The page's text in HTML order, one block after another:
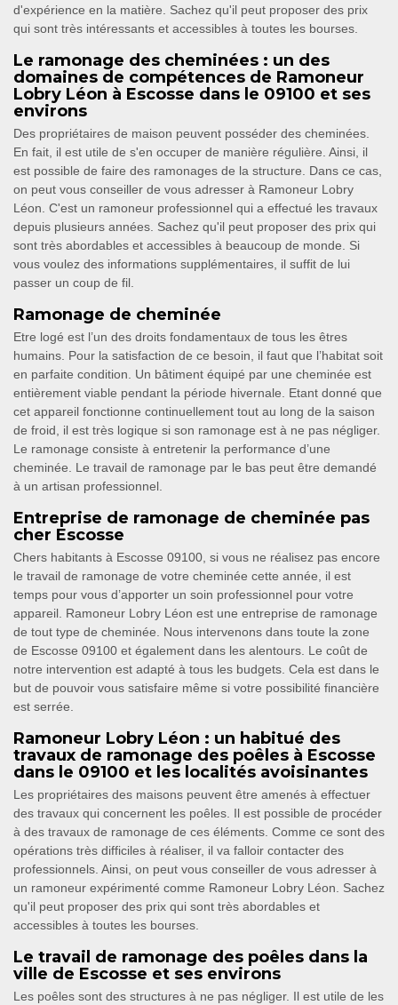
d'expérience en la matière. Sachez qu'il peut proposer des prix
qui sont très intéressants et accessibles à toutes les bourses.
Le ramonage des cheminées : un des
domaines de compétences de Ramoneur
Lobry Léon à Escosse dans le 09100 et ses
environs
Des propriétaires de maison peuvent posséder des cheminées.
En fait, il est utile de s'en occuper de manière régulière. Ainsi, il
est possible de faire des ramonages de la structure. Dans ce cas,
on peut vous conseiller de vous adresser à Ramoneur Lobry
Léon. C'est un ramoneur professionnel qui a effectué les travaux
depuis plusieurs années. Sachez qu'il peut proposer des prix qui
sont très abordables et accessibles à beaucoup de monde. Si
vous voulez des informations supplémentaires, il suffit de lui
passer un coup de fil.
Ramonage de cheminée
Etre logé est l’un des droits fondamentaux de tous les êtres
humains. Pour la satisfaction de ce besoin, il faut que l’habitat soit
en parfaite condition. Un bâtiment équipé par une cheminée est
entièrement viable pendant la période hivernale. Etant donné que
cet appareil fonctionne continuellement tout au long de la saison
de froid, il est très logique si son ramonage est à ne pas négliger.
Le ramonage consiste à entretenir la performance d’une
cheminée. Le travail de ramonage par le bas peut être demandé
à un artisan professionnel.
Entreprise de ramonage de cheminée pas
cher Escosse
Chers habitants à Escosse 09100, si vous ne réalisez pas encore
le travail de ramonage de votre cheminée cette année, il est
temps pour vous d’apporter un soin professionnel pour votre
appareil. Ramoneur Lobry Léon est une entreprise de ramonage
de tout type de cheminée. Nous intervenons dans toute la zone
de Escosse 09100 et également dans les alentours. Le coût de
notre intervention est adapté à tous les budgets. Cela est dans le
but de pouvoir vous satisfaire même si votre possibilité financière
est serrée.
Ramoneur Lobry Léon : un habitué des
travaux de ramonage des poêles à Escosse
dans le 09100 et les localités avoisinantes
Les propriétaires des maisons peuvent être amenés à effectuer
des travaux qui concernent les poêles. Il est possible de procéder
à des travaux de ramonage de ces éléments. Comme ce sont des
opérations très difficiles à réaliser, il va falloir contacter des
professionnels. Ainsi, on peut vous conseiller de vous adresser à
un ramoneur expérimenté comme Ramoneur Lobry Léon. Sachez
qu'il peut proposer des prix qui sont très abordables et
accessibles à toutes les bourses.
Le travail de ramonage des poêles dans la
ville de Escosse et ses environs
Les poêles sont des structures à ne pas négliger. Il est utile de les